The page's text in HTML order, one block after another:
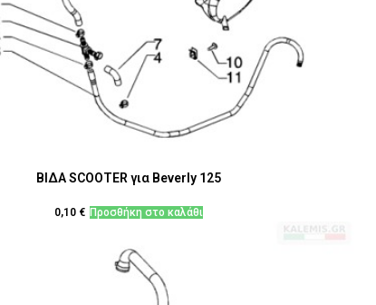
ΒΙΔΑ SCOOTER για Beverly 125
0,10 € Προσθήκη στο καλάθι